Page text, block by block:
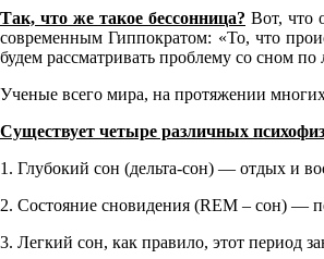
Так, что же такое бессонница? Вот, что
современным Гиппократом: «То, что
будем рассматривать проблему со сном
Ученые всего мира, на протяжении
Существует четыре различных
1. Глубокий сон (дельта-сон) — отдых и
2. Состояние сновидения (REM – сон) —
3. Легкий сон, как правило, этот период